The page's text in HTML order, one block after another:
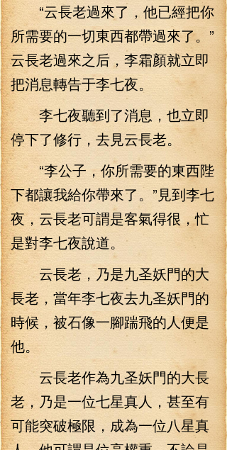
“云長老過來了，他已經把你
所需要的一切東西都帶過來了。”
云長老過來之后，李霜顏就立即
把消息轉告于李七夜。
李七夜聽到了消息，也立即
停下了修行，去見云長老。
“李公子，你所需要的東西陛
下都讓我給你帶來了。”見到李七
夜，云長老可謂是客氣得很，忙
是對李七夜說道。
云長老，乃是九圣妖門的大
長老，當年李七夜去九圣妖門的
時候，被石像一腳踹飛的人便是
他。
云長老作為九圣妖門的大長
老，乃是一位七星真人，甚至有
可能突破極限，成為一位八星真